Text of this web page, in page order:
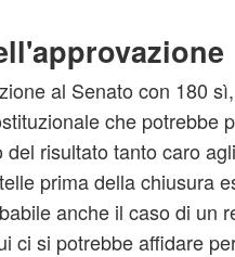
al Senato con 180
che potrebbe
del risultato tanto caro
prima della chiusura
anche il caso di un
ci si potrebbe affidare